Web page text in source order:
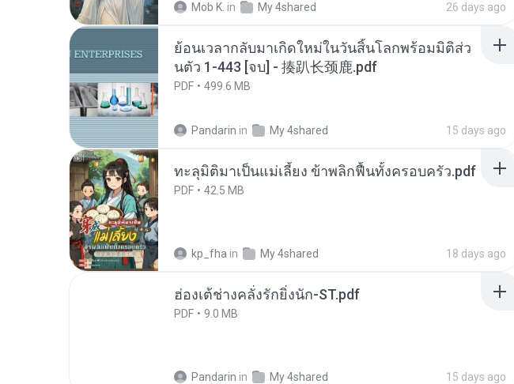
Mob K. in My 4shared 26 days ago
ย้อนเวลากลับมาเกิดใหม่ในวันสิ้นโลกพร้อมมิติส่ว
นตัว 1-443 [จบ] - 揍趴长颈鹿.pdf
PDF 499.6 MB
Pandarin in My 4shared 15 days ago
ทะลุมิติมาเป็นแม่เลี้ยง ข้าพลิกฟื้นทั้งครอบครัว.pdf
PDF 42.5 MB
kp_fha in My 4shared 18 days ago
ฮ่องเต้ช่างคลั่งรักยิ่งนัก-ST.pdf
PDF 9.0 MB
Pandarin in My 4shared 15 days ago